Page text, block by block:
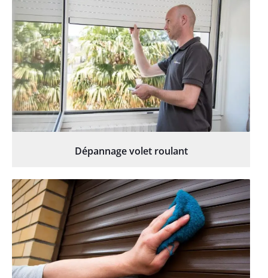
Dépannage volet roulant